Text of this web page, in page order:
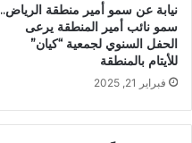
نيابة عن سمو أمير منطقة الرياض..
سمو نائب أمير المنطقة يرعى
الحفل السنوي لجمعية “كيان”
للأيتام بالمنطقة
فبراير 21, 2025